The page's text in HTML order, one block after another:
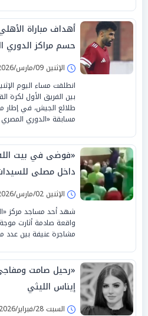
أهداف مباراة
حسم مراكز الدوري
الإثنين 09/مارس/2026 - 09:56 م
انطلقت مساء اليوم
بين الفريق الأول لكرة
طلائع الجيش، في إطار
مسابقة «الدوري المصري
«فوضى في بيت
داخل مصلى للسيدات
الإثنين 02/مارس/2026 - 09:52 م
شهد أحد مساجد مركز
واقعة صادمة أثارت
مشاجرة عنيفة بين عدد
«رحيل صامت
إيناس الليثي
السبت 28/فبراير/2026 - 04:50 م